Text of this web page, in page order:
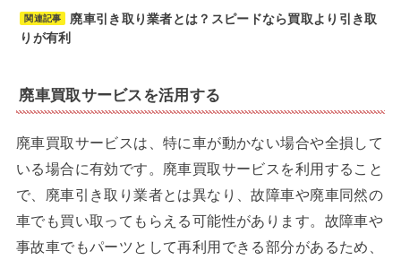
関連記事
廃車引き取り業者とは？スピードなら買取より引き取
りが有利
廃車買取サービスを活用する
廃車買取サービスは、特に車が動かない場合や全損して
いる場合に有効です。廃車買取サービスを利用すること
で、廃車引き取り業者とは異なり、故障車や廃車同然の
車でも買い取ってもらえる可能性があります。故障車や
事故車でもパーツとして再利用できる部分があるため、